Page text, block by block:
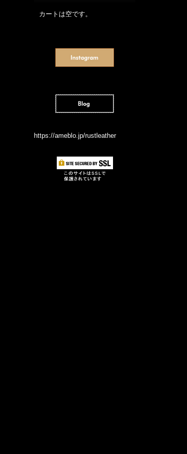
カートは空です。
https://ameblo.jp/rustleather